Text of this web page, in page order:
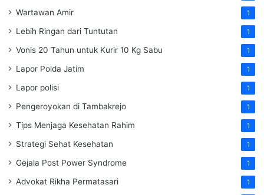
Wartawan Amir 1
Lebih Ringan dari Tuntutan 1
Vonis 20 Tahun untuk Kurir 10 Kg Sabu 1
Lapor Polda Jatim 1
Lapor polisi 1
Pengeroyokan di Tambakrejo 1
Tips Menjaga Kesehatan Rahim 1
Strategi Sehat Kesehatan 1
Gejala Post Power Syndrome 1
Advokat Rikha Permatasari 1